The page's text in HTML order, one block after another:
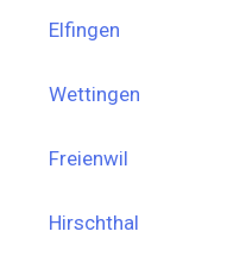
Elfingen
Wettingen
Freienwil
Hirschthal